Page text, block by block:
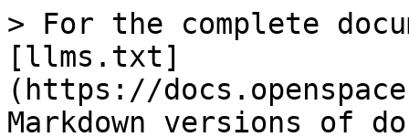
> For the complete
[llms.txt]
(https://
Markdown versions of